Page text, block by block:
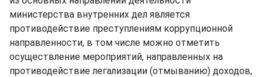
министерства внутренних дел является
противодействие преступлениям коррупционной
направленности, в том числе можно отметить
осуществление мероприятий, направленных на
противодействие легализации (отмыванию) доходов,